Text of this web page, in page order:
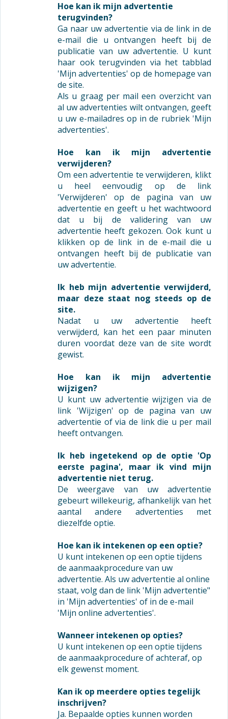
Hoe kan ik mijn advertentie
terugvinden?
Ga naar uw advertentie via de link in de
e-mail die u ontvangen heeft bij de
publicatie van uw advertentie. U kunt
haar ook terugvinden via het tabblad
'Mijn advertenties' op de homepage van
de site.
Als u graag per mail een overzicht van
al uw advertenties wilt ontvangen, geeft
u uw e-mailadres op in de rubriek 'Mijn
advertenties'.
Hoe kan ik mijn advertentie
verwijderen?
Om een advertentie te verwijderen, klikt
u heel eenvoudig op de link
'Verwijderen' op de pagina van uw
advertentie en geeft u het wachtwoord
dat u bij de validering van uw
advertentie heeft gekozen. Ook kunt u
klikken op de link in de e-mail die u
ontvangen heeft bij de publicatie van
uw advertentie.
Ik heb mijn advertentie verwijderd,
maar deze staat nog steeds op de
site.
Nadat u uw advertentie heeft
verwijderd, kan het een paar minuten
duren voordat deze van de site wordt
gewist.
Hoe kan ik mijn advertentie
wijzigen?
U kunt uw advertentie wijzigen via de
link 'Wijzigen' op de pagina van uw
advertentie of via de link die u per mail
heeft ontvangen.
Ik heb ingetekend op de optie 'Op
eerste pagina', maar ik vind mijn
advertentie niet terug.
De weergave van uw advertentie
gebeurt willekeurig, afhankelijk van het
aantal andere advertenties met
diezelfde optie.
Hoe kan ik intekenen op een optie?
U kunt intekenen op een optie tijdens
de aanmaakprocedure van uw
advertentie. Als uw advertentie al online
staat, volg dan de link 'Mijn advertentie"
in 'Mijn advertenties' of in de e-mail
'Mijn online advertenties'.
Wanneer intekenen op opties?
U kunt intekenen op een optie tijdens
de aanmaakprocedure of achteraf, op
elk gewenst moment.
Kan ik op meerdere opties tegelijk
inschrijven?
Ja. Bepaalde opties kunnen worden